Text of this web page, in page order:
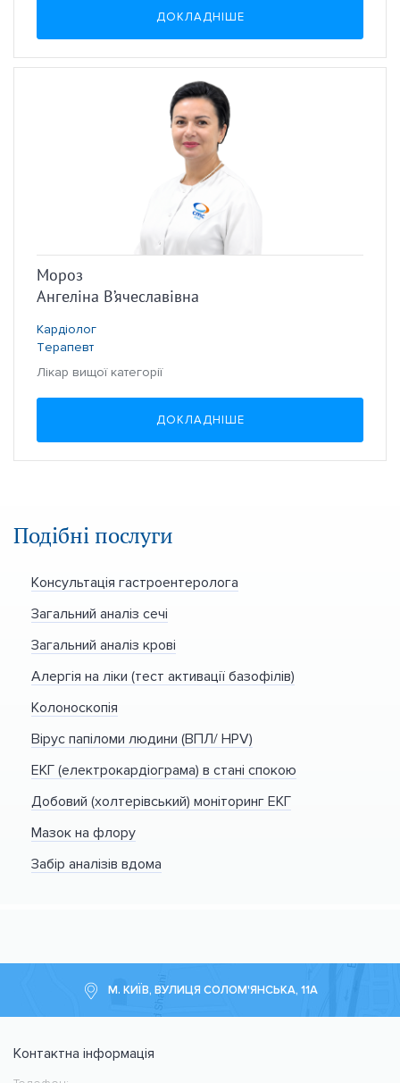
ДОКЛАДНІШЕ
Мороз
Ангеліна В’ячеславівна
Кардіолог
Терапевт
Лікар вищої категорії
ДОКЛАДНІШЕ
Подібні послуги
Консультація гастроентеролога
Загальний аналіз сечі
Загальний аналіз крові
Алергія на ліки (тест активації базофілів)
Колоноскопія
Вірус папіломи людини (ВПЛ/ HPV)
ЕКГ (електрокардіограма) в стані спокою
Добовий (холтерівський) моніторинг ЕКГ
Мазок на флору
Забір аналізів вдома
М. КИЇВ, ВУЛИЦЯ СОЛОМ'ЯНСЬКА, 11А
Контактна інформація